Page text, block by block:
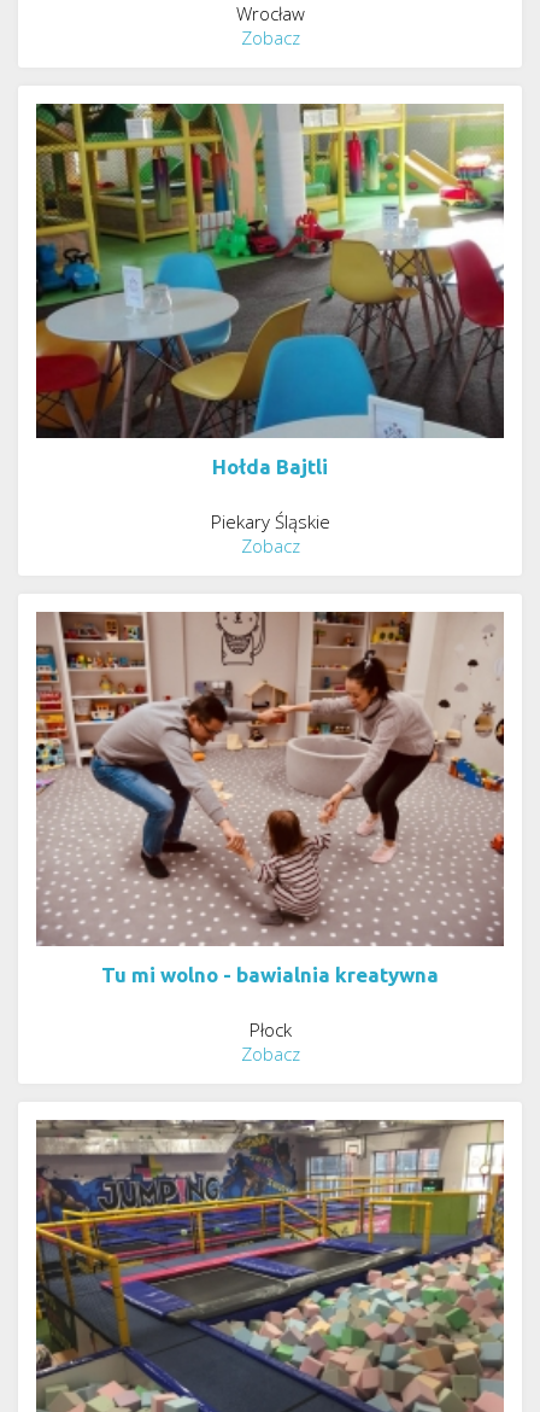
Wrocław
Zobacz
Hołda Bajtli
Piekary Śląskie
Zobacz
Tu mi wolno - bawialnia kreatywna
Płock
Zobacz